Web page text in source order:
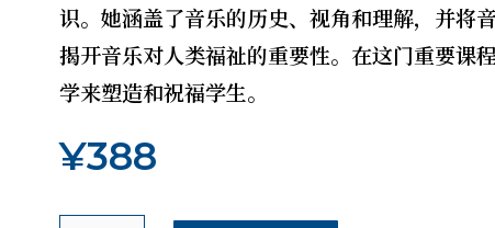
识。她涵盖了音乐的历史、视角和理解，并将
揭开音乐对人类福祉的重要性。在这门重要课
学来塑造和祝福学生。
¥388